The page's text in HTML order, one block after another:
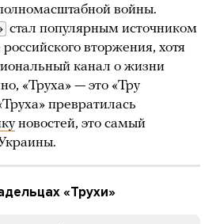
войны.
стал популярным источником
вторжения, хотя
канал о жизни
«Труха» — это «Тру
превратилась
новостей, это самый
«Трухи»